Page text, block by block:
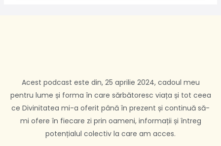
Acest podcast este din, 25 aprilie 2024, cadoul meu
pentru lume și forma în care sărbătoresc viața și tot ceea
ce Divinitatea mi-a oferit până în prezent și continuă să-
mi ofere în fiecare zi prin oameni, informații și întreg
potențialul colectiv la care am acces.